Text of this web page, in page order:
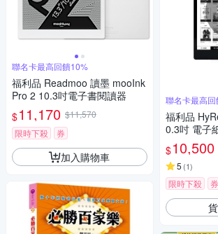
聯名卡最高回饋10%
福利品 Readmoo 讀墨 mooInk
Pro 2 10.3吋電子書閱讀器
$11,170 $11,570
限時下殺
券
加入購物車
聯名卡最高
福利品
0.3吋 電子
$10,500
5 (1)
限時下殺 券